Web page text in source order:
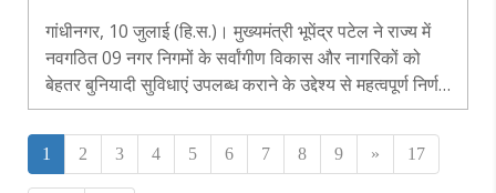
गांधीनगर, 10 जुलाई (हि.स.)। मुख्यमंत्री भूपेंद्र पटेल ने राज्य में
नवगठित 09 नगर निगमों के सर्वांगीण विकास और नागरिकों को
बेहतर बुनियादी सुविधाएं उपलब्ध कराने के उद्देश्य से महत्वपूर्ण निर्णय
लिया। मुख्यमंत्री ने पूर्व में नगरपालिकाओं को दिए गए लाभ..
1 2 3 4 5 6 7 8 9 » 17